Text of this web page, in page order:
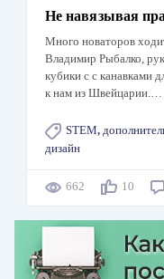
Не навязывая
Много новаторов
Владимир Рыбалко,
кубики с с канавками
к нам из Швейцарии.…
STEM,
дизайн
662 10